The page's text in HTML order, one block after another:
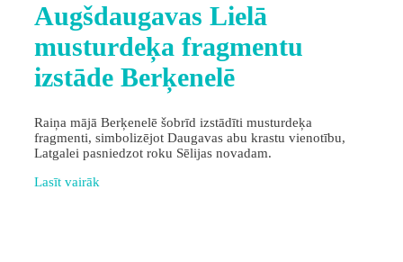
Augšdaugavas Lielā
musturdeķa fragmentu
izstāde Berķenelē
Raiņa mājā Berķenelē šobrīd izstādīti musturdeķa
fragmenti, simbolizējot Daugavas abu krastu vienotību,
Latgalei pasniedzot roku Sēlijas novadam.
Lasīt vairāk